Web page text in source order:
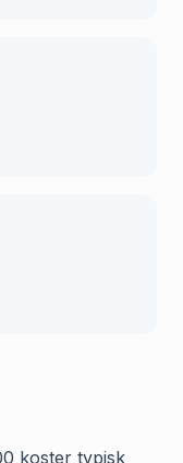
koster typisk